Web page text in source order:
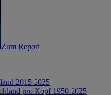
Zum Report
2015-2025
pro Kopf 1950-2025